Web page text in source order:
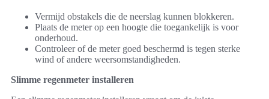
Vermijd obstakels die de neerslag kunnen blokkeren.
Plaats de meter op een hoogte die toegankelijk is voor
onderhoud.
Controleer of de meter goed beschermd is tegen sterke
wind of andere weersomstandigheden.
Slimme regenmeter installeren